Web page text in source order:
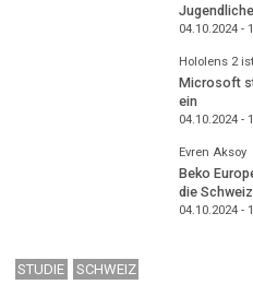
04.10.2024 -
Hololens 2
Microsoft
ein
04.10.2024 -
Evren Aksoy
Beko
die
04.10.2024 -
STUDIE SCHWEIZ